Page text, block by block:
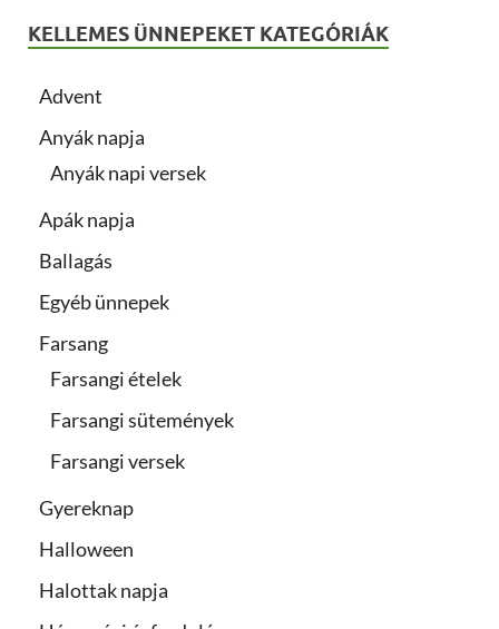
KELLEMES ÜNNEPEKET KATEGÓRIÁK
Advent
Anyák napja
Anyák napi versek
Apák napja
Ballagás
Egyéb ünnepek
Farsang
Farsangi ételek
Farsangi sütemények
Farsangi versek
Gyereknap
Halloween
Halottak napja